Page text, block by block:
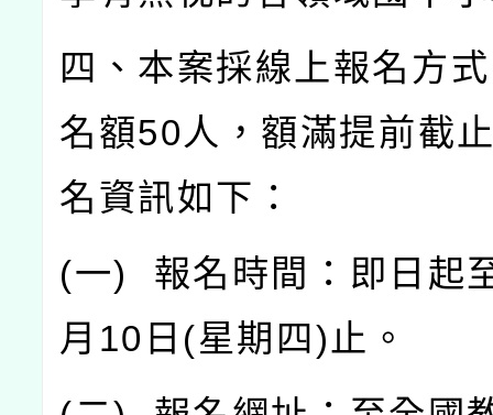
四、本案採線上報名方
名額50人，額滿提前截
名資訊如下：
(一) 報名時間：即日起
月 10 日 (星期四 ) 止。